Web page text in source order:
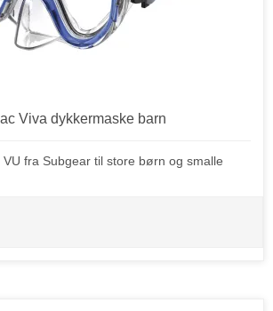
Viva dykkermaske barn
fra Subgear til store børn og smalle